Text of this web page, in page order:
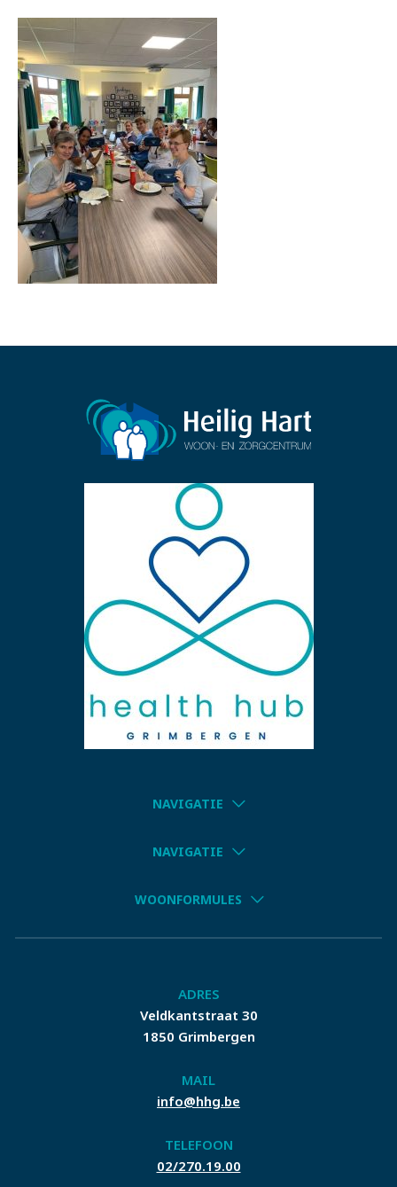
NAVIGATIE
NAVIGATIE
WOONFORMULES
ADRES
Veldkantstraat 30
1850 Grimbergen
MAIL
info@hhg.be
TELEFOON
02/270.19.00